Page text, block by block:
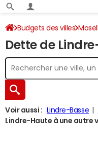
Budgets des villes
Dette au 31/12/2024
Dette de
Voir aussi : Lindre-Basse
Lindre-Haute à une autre